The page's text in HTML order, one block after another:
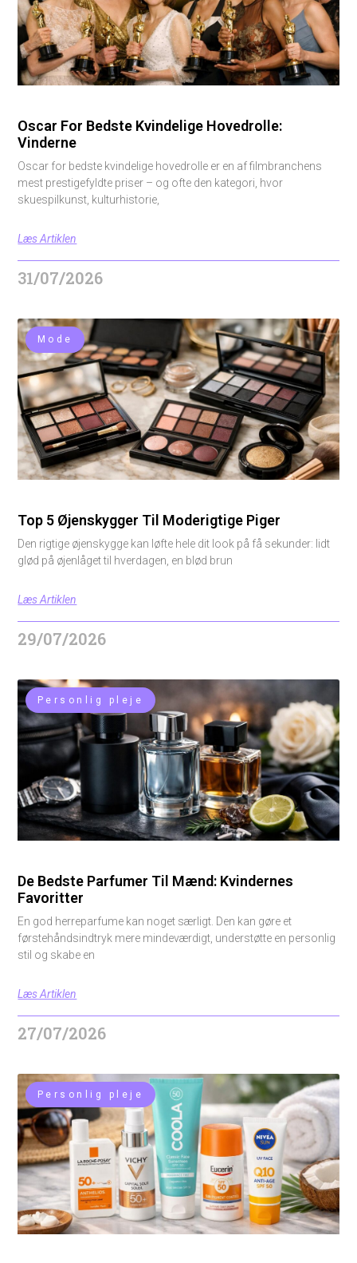
Oscar For Bedste Kvindelige Hovedrolle:
Vinderne
Oscar for bedste kvindelige hovedrolle er en af filmbranchens
mest prestigefyldte priser – og ofte den kategori, hvor
skuespilkunst, kulturhistorie,
Læs Artiklen
31/07/2026
Mode
Top 5 Øjenskygger Til Moderigtige Piger
Den rigtige øjenskygge kan løfte hele dit look på få sekunder: lidt
glød på øjenlåget til hverdagen, en blød brun
Læs Artiklen
29/07/2026
Personlig pleje
De Bedste Parfumer Til Mænd: Kvindernes
Favoritter
En god herreparfume kan noget særligt. Den kan gøre et
førstehåndsindtryk mere mindeværdigt, understøtte en personlig
stil og skabe en
Læs Artiklen
27/07/2026
Personlig pleje